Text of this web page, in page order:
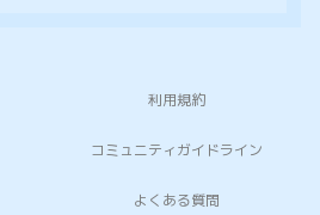
利用規約
コミュニティガイドライン
よくある質問